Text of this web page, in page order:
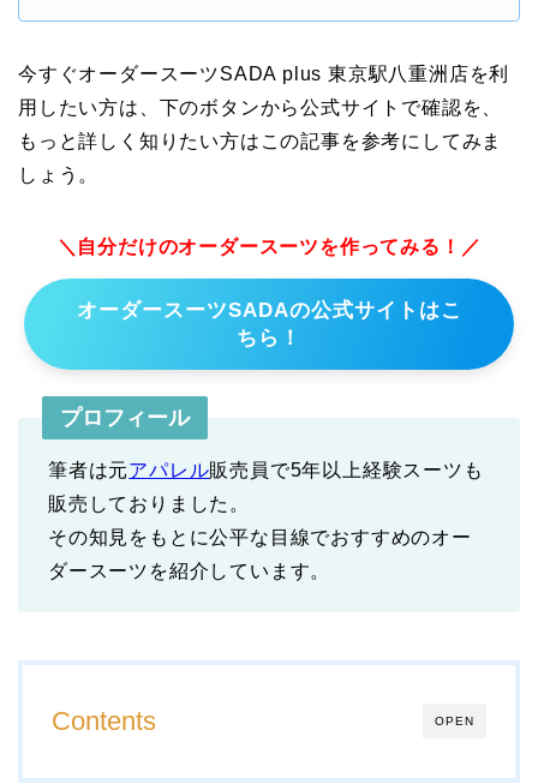
今すぐオーダースーツSADA plus 東京駅八重洲店を利
用したい方は、下のボタンから公式サイトで確認を、
もっと詳しく知りたい方はこの記事を参考にしてみま
しょう。
＼自分だけのオーダースーツを作ってみる！／
オーダースーツSADAの公式サイトはこ
ちら！
プロフィール
筆者は元アパレル販売員で5年以上経験スーツも
販売しておりました。
その知見をもとに公平な目線でおすすめのオー
ダースーツを紹介しています。
OPEN
Contents